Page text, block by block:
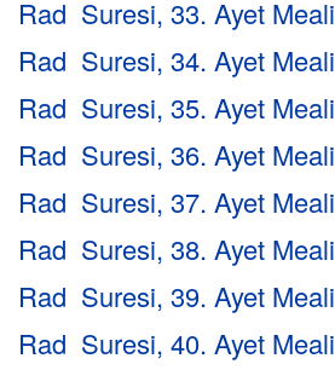
Rad Suresi, 33. Ayet Meali
Rad Suresi, 34. Ayet Meali
Rad Suresi, 35. Ayet Meali
Rad Suresi, 36. Ayet Meali
Rad Suresi, 37. Ayet Meali
Rad Suresi, 38. Ayet Meali
Rad Suresi, 39. Ayet Meali
Rad Suresi, 40. Ayet Meali